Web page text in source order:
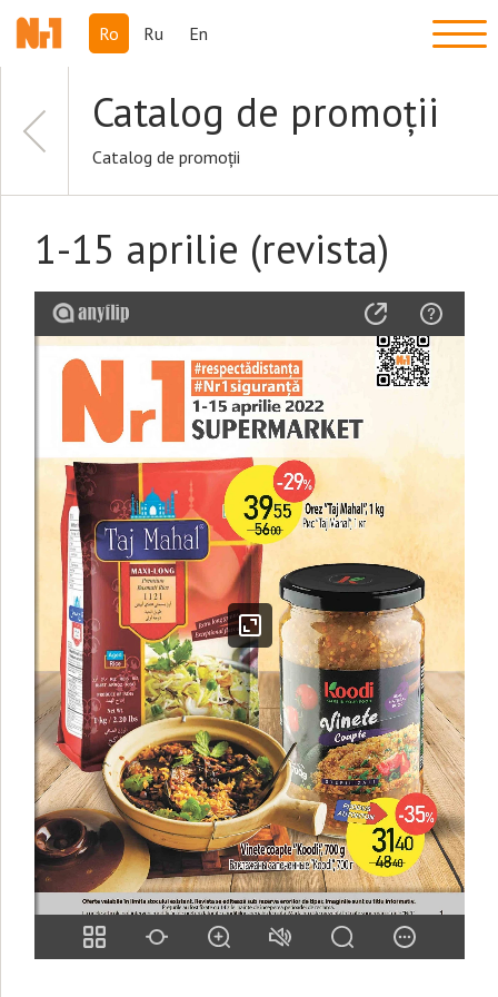
Ro Ru En
Catalog de promoții
Catalog de promoții
1-15 aprilie (revista)